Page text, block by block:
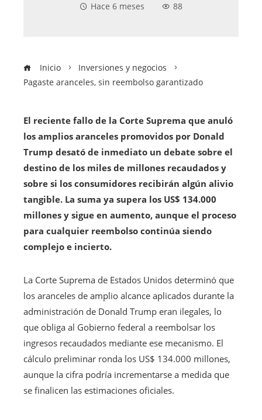
Hace 6 meses
88
Inicio
Inversiones y negocios
Pagaste aranceles, sin reembolso garantizado
El reciente fallo de la Corte Suprema que anuló
los amplios aranceles promovidos por Donald
Trump desató de inmediato un debate sobre el
destino de los miles de millones recaudados y
sobre si los consumidores recibirán algún alivio
tangible. La suma ya supera los US$ 134.000
millones y sigue en aumento, aunque el proceso
para cualquier reembolso continúa siendo
complejo e incierto.
La Corte Suprema de Estados Unidos determinó que
los aranceles de amplio alcance aplicados durante la
administración de Donald Trump eran ilegales, lo
que obliga al Gobierno federal a reembolsar los
ingresos recaudados mediante ese mecanismo. El
cálculo preliminar ronda los US$ 134.000 millones,
aunque la cifra podría incrementarse a medida que
se finalicen las estimaciones oficiales.